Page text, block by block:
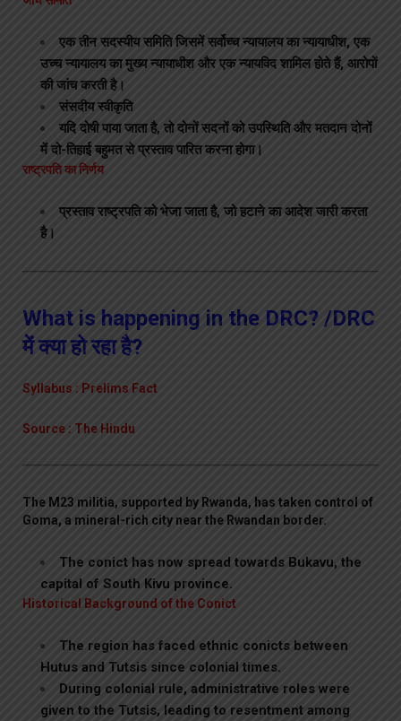
एक तीन सदस्यीय समिति जिसमें सर्वोच्च न्यायालय का न्यायाधीश, एक
उच्च न्यायालय का मुख्य न्यायाधीश और एक न्यायविद शामिल होते हैं, आरोपों
की जांच करती है।
संसदीय स्वीकृति
यदि दोषी पाया जाता है, तो दोनों सदनों को उपस्थिति और मतदान दोनों
में दो-तिहाई बहुमत से प्रस्ताव पारित करना होगा।
राष्ट्रपति का निर्णय
प्रस्ताव राष्ट्रपति को भेजा जाता है, जो हटाने का आदेश जारी करता
है।
What is happening in the DRC? /DRC
में क्या हो रहा है?
Syllabus : Prelims Fact
Source : The Hindu
The M23 militia, supported by Rwanda, has taken control of
Goma, a mineral-rich city near the Rwandan border.
The conict has now spread towards Bukavu, the
capital of South Kivu province.
Historical Background of the Conict
The region has faced ethnic conicts between
Hutus and Tutsis since colonial times.
During colonial rule, administrative roles were
given to the Tutsis, leading to resentment among